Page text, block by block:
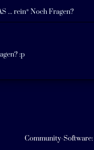
... rein* Noch Fragen?
:p
Community-Software: